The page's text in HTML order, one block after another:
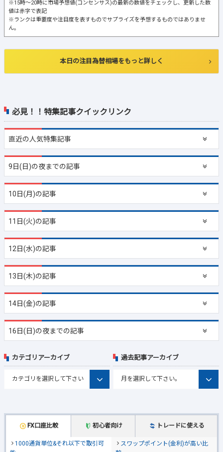
必見！！特集記事クイックリンク
直近の人気特集記事
9日(日)の夜までの記事
10日(月)の記事
11日(火)の記事
12日(水)の記事
13日(木)の記事
14日(金)の記事
16日(日)の夜までの記事
※15時～20時に市場予想値(コンセンサス)の最新の数値をチェックし、更新した数
値は赤字で表記
※ランクは重要度や注目度を表すものでサプライズを予想するものではありませ
ん。
本日の注目為替相場をもっと詳しく
FX口座比較 初心者向け トレードに使える
1000通貨単位&それ以下で取引可
スワップポイント(金利)が高い比
カテゴリアーカイブ 過去記事アーカイブ